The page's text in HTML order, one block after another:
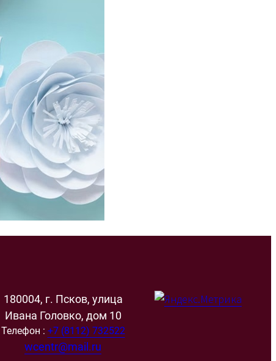
180004, г. Псков, улица
Ивана Головко, дом 10
Телефон : +7 (8112) 732522
wcentr@mail.ru